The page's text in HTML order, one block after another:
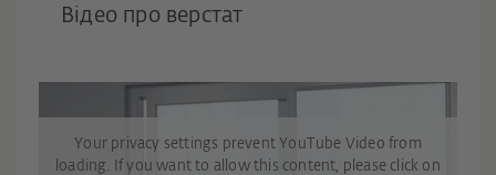
Відео про верстат
Your privacy settings prevent YouTube Video from
loading. If you want to allow this content, please click on